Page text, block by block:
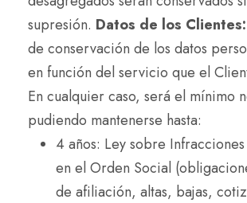
supresión. Datos de los Clientes:
de conservación de los datos
en función del servicio que el
En cualquier caso, será el mínimo
pudiendo mantenerse hasta:
4 años: Ley sobre
en el Orden Social
de afiliación, altas, bajas,